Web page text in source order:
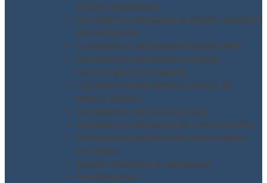
rischio esplosione
Consulenza valutazione rischio scariche
atmosferiche
Consulenza valutazione rischio MMC
Consulenza valutazione rischio
cancerogeno mutageno
Consulenza valutazione rischio da
agenti chimici
Consulenza valutazione CEM
Consulenza valutazione rumore e vibro
Consulenza valutazione stress lavoro
correlato
Analisi emissioni in atmosfera
Fondimpresa